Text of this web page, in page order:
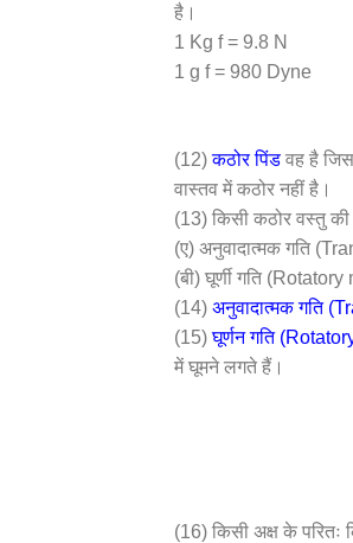
है।
1 Kg f = 9.8 N
1 g f = 980 Dyne
(12)कठोर पिंड वह है
वास्तव में कठोर नहीं है।
(13) किसी कठोर वस्तु की
(ए) अनुवादात्मक गति
(बी) घूर्णी गति
(14) अनुवादात्मक गति
(15)घूर्णन गति
में घूमने लगते हैं।
(16) किसी अक्ष के